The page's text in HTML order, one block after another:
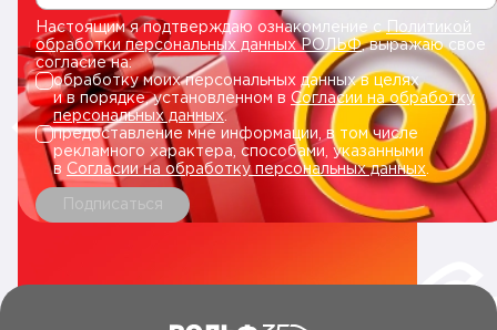
Настоящим я подтверждаю ознакомление сПолитикой
обработки персональных данных РОЛЬФ, выражаю свое
согласие на:
обработку моих персональных данных в целях
и в порядке, установленном в Согласии на обработку
персональных данных.
предоставление мне информации, в том числе
рекламного характера, способами, указанными
в Согласии на обработку персональных данных
Подписаться